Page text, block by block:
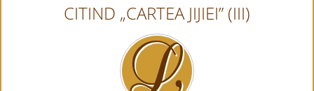
CITIND „CARTEA JIJIEI” (III)